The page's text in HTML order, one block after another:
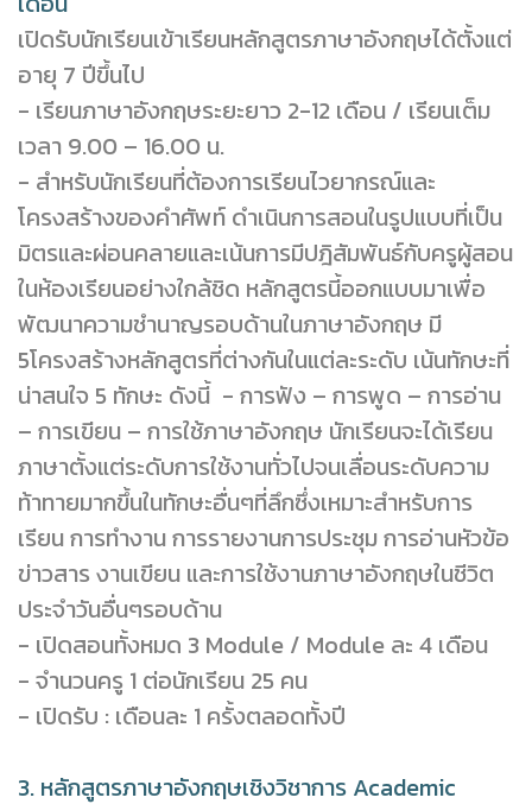
เปิดรับนักเรียนเข้าเรียนหลักสูตรภาษาอังกฤษได้ตั้งแต่
อายุ 7 ปีขึ้นไป
- เรียนภาษาอังกฤษระยะยาว 2-12 เดือน / เรียนเต็ม
เวลา 9.00 – 16.00 น.
- สำหรับนักเรียนที่ต้องการเรียนไวยากรณ์และ
โครงสร้างของคำศัพท์ ดำเนินการสอนในรูปแบบที่เป็น
มิตรและผ่อนคลายและเน้นการมีปฎิสัมพันธ์กับครูผู้สอน
ในห้องเรียนอย่างใกล้ชิด หลักสูตรนี้ออกแบบมาเพื่อ
พัฒนาความชำนาญรอบด้านในภาษาอังกฤษ มี
5โครงสร้างหลักสูตรที่ต่างกันในแต่ละระดับ เน้นทักษะที่
น่าสนใจ 5 ทักษะ ดังนี้ - การฟัง – การพูด – การอ่าน
– การเขียน – การใช้ภาษาอังกฤษ นักเรียนจะได้เรียน
ภาษาตั้งแต่ระดับการใช้งานทั่วไปจนเลื่อนระดับความ
ท้าทายมากขึ้นในทักษะอื่นๆที่ลึกซึ่งเหมาะสำหรับการ
เรียน การทำงาน การรายงานการประชุม การอ่านหัวข้อ
ข่าวสาร งานเขียน และการใช้งานภาษาอังกฤษในชีวิต
ประจำวันอื่นๆรอบด้าน
- เปิดสอนทั้งหมด 3 Module / Module ละ 4 เดือน
- จำนวนครู 1 ต่อนักเรียน 25 คน
- เปิดรับ : เดือนละ 1 ครั้งตลอดทั้งปี
3. หลักสูตรภาษาอังกฤษเชิงวิชาการ Academic